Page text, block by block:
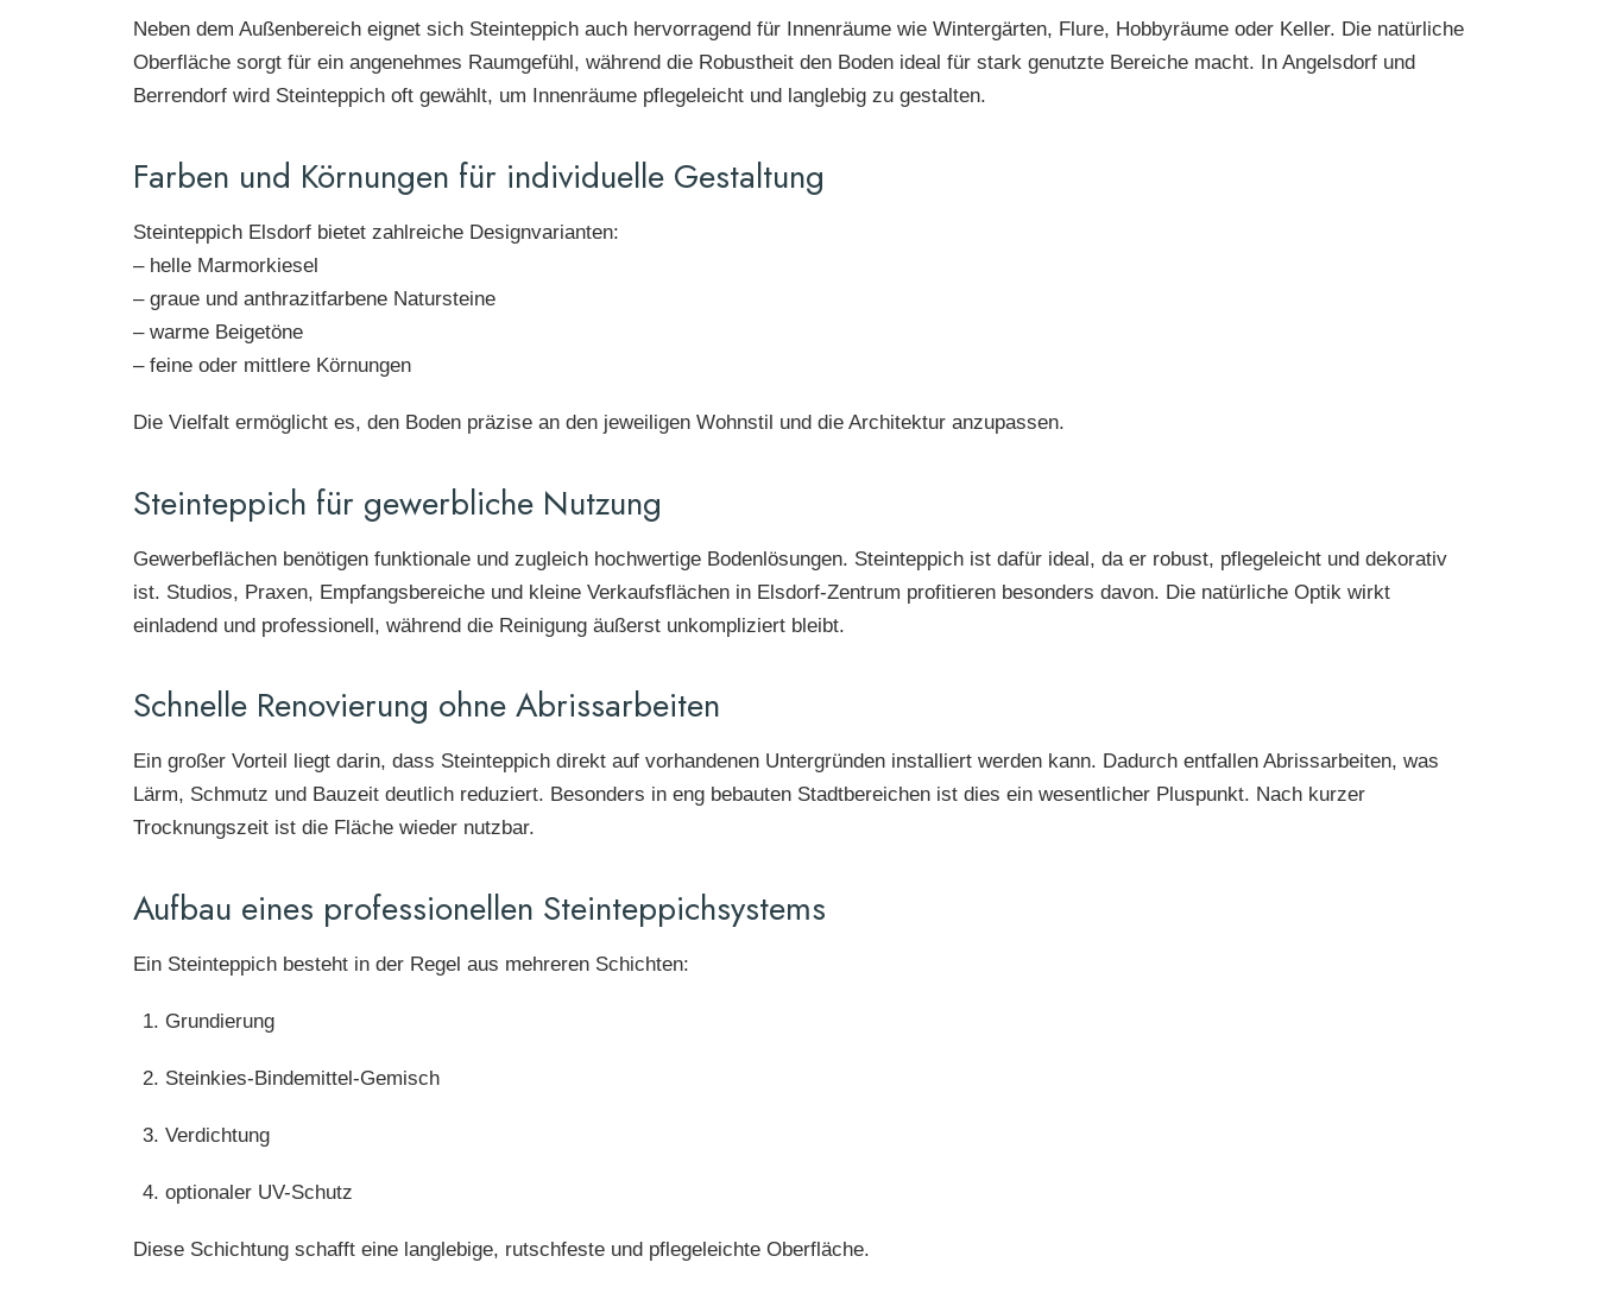
Neben dem Außenbereich eignet sich Steinteppich auch hervorragend für Innenräume wie Wintergärten, Flure, Hobbyräume oder Keller. Die natürliche
Oberfläche sorgt für ein angenehmes Raumgefühl, während die Robustheit den Boden ideal für stark genutzte Bereiche macht. In Angelsdorf und
Berrendorf wird Steinteppich oft gewählt, um Innenräume pflegeleicht und langlebig zu gestalten.
Farben und Körnungen für individuelle Gestaltung
Steinteppich Elsdorf bietet zahlreiche Designvarianten:
– helle Marmorkiesel
– graue und anthrazitfarbene Natursteine
– warme Beigetöne
– feine oder mittlere Körnungen
Die Vielfalt ermöglicht es, den Boden präzise an den jeweiligen Wohnstil und die Architektur anzupassen.
Steinteppich für gewerbliche Nutzung
Gewerbeflächen benötigen funktionale und zugleich hochwertige Bodenlösungen. Steinteppich ist dafür ideal, da er robust, pflegeleicht und dekorativ
ist. Studios, Praxen, Empfangsbereiche und kleine Verkaufsflächen in Elsdorf-Zentrum profitieren besonders davon. Die natürliche Optik wirkt
einladend und professionell, während die Reinigung äußerst unkompliziert bleibt.
Schnelle Renovierung ohne Abrissarbeiten
Ein großer Vorteil liegt darin, dass Steinteppich direkt auf vorhandenen Untergründen installiert werden kann. Dadurch entfallen Abrissarbeiten, was
Lärm, Schmutz und Bauzeit deutlich reduziert. Besonders in eng bebauten Stadtbereichen ist dies ein wesentlicher Pluspunkt. Nach kurzer
Trocknungszeit ist die Fläche wieder nutzbar.
Aufbau eines professionellen Steinteppichsystems
Ein Steinteppich besteht in der Regel aus mehreren Schichten:
Grundierung
Steinkies-Bindemittel-Gemisch
Verdichtung
optionaler UV-Schutz
Diese Schichtung schafft eine langlebige, rutschfeste und pflegeleichte Oberfläche.